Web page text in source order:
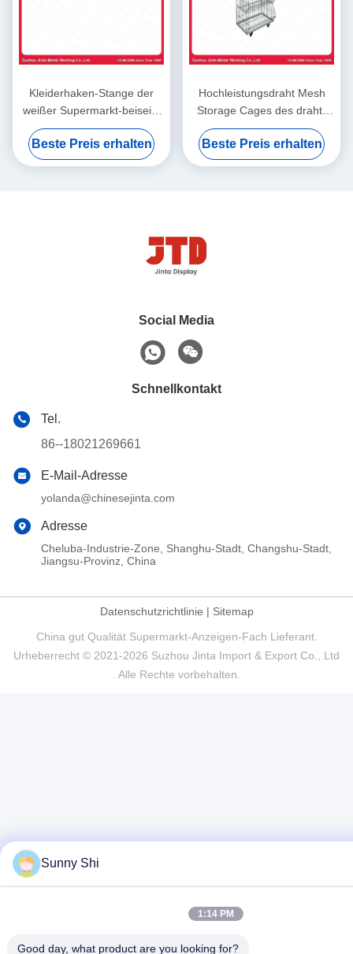
Kleiderhaken-Stange der
weißer Supermarkt-beiseite
legende Zusatz-1000mm
Beste Preis erhalten
Hochleistungsdraht Mesh
Storage Cages des draht-
500kgs der Korb-1200mm
900mm
Beste Preis erhalten
Social Media
Schnellkontakt
Tel.
86--18021269661
E-Mail-Adresse
yolanda@chinesejinta.com
Adresse
Cheluba-Industrie-Zone, Shanghu-Stadt, Changshu-Stadt,
Jiangsu-Provinz, China
Datenschutzrichtlinie | Sitemap
China gut Qualität Supermarkt-Anzeigen-Fach Lieferant.
Urheberrecht © 2021-2026 Suzhou Jinta Import & Export Co., Ltd
. Alle Rechte vorbehalten.
Sunny Shi
1:14 PM
Good day, what product are you looking for?